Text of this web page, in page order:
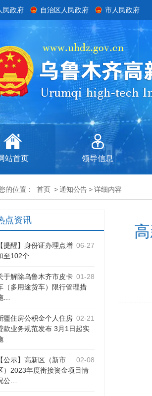
民政府 自治区人民政府 市人民政府
站首页 领导信息
的位置： 首页 >通知公告>详细内容
点资讯
06-27
【提醒】身份证办理点增
至102个
01-28
于解除乌鲁木齐市皮卡
（多用途货车）限行管理措
…
02-21
疆住房公积金个人住房
款业务规范发布 3月1日起实
02-08
【公示】高新区（新市
）2023年度衔接资金项目情
公…